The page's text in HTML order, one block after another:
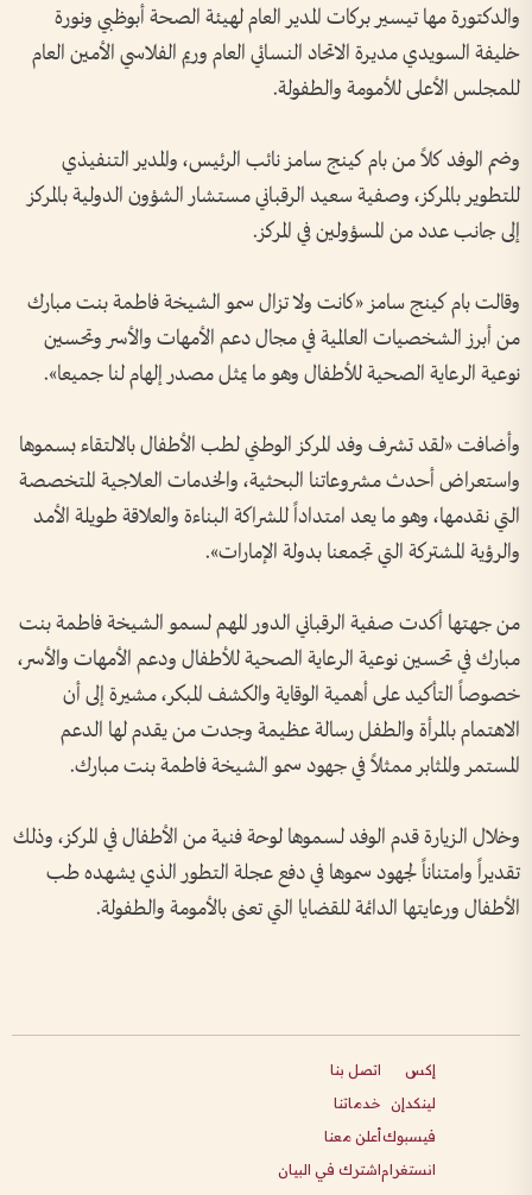
والدكتورة مها تيسير بركات المدير العام لهيئة الصحة أبوظبي ونورة
خليفة السويدي مديرة الاتحاد النسائي العام وريم الفلاسي الأمين العام
للمجلس الأعلى للأمومة والطفولة.
وضم الوفد كلاً من بام كينج سامز نائب الرئيس، والمدير التنفيذي
للتطوير بالمركز، وصفية سعيد الرقباني مستشار الشؤون الدولية بالمركز
إلى جانب عدد من المسؤولين في المركز.
وقالت بام كينج سامز «كانت ولا تزال سمو الشيخة فاطمة بنت مبارك
من أبرز الشخصيات العالمية في مجال دعم الأمهات والأسر وتحسين
نوعية الرعاية الصحية للأطفال وهو ما يمثل مصدر إلهام لنا جميعا».
وأضافت «لقد تشرف وفد المركز الوطني لطب الأطفال بالالتقاء بسموها
واستعراض أحدث مشروعاتنا البحثية، والخدمات العلاجية المتخصصة
التي نقدمها، وهو ما يعد امتداداً للشراكة البناءة والعلاقة طويلة الأمد
والرؤية المشتركة التي تجمعنا بدولة الإمارات».
من جهتها أكدت صفية الرقباني الدور المهم لسمو الشيخة فاطمة بنت
مبارك في تحسين نوعية الرعاية الصحية للأطفال ودعم الأمهات والأسر،
خصوصاً التأكيد على أهمية الوقاية والكشف المبكر، مشيرة إلى أن
الاهتمام بالمرأة والطفل رسالة عظيمة وجدت من يقدم لها الدعم
المستمر والمثابر ممثلاً في جهود سمو الشيخة فاطمة بنت مبارك.
وخلال الزيارة قدم الوفد لسموها لوحة فنية من الأطفال في المركز، وذلك
تقديراً وامتناناً لجهود سموها في دفع عجلة التطور الذي يشهده طب
الأطفال ورعايتها الدائمة للقضايا التي تعنى بالأمومة والطفولة.
إكس
لينكدإن
فيسبوك
انستغرام
اتصل بنا
خدماتنا
أعلن معنا
اشترك في البيان